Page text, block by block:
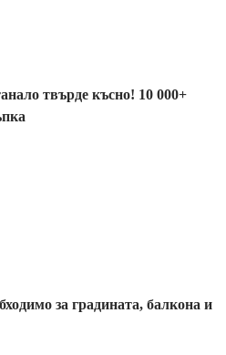
твърде късно! 10 000+
за градината, балкона и